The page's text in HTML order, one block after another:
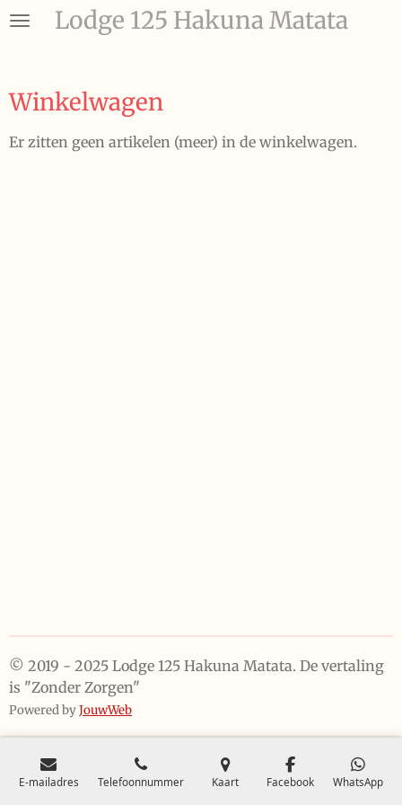
Ga
hoofdinhoud
Lodge 125 Hakuna Matata
Winkelwagen
Er zitten geen artikelen (meer) in de winkelwagen.
© 2019 - 2025 Lodge 125 Hakuna Matata. De vertaling
is "Zonder Zorgen"
Powered byJouwWeb
E-mailadres Telefoonnummer Kaart Facebook WhatsApp